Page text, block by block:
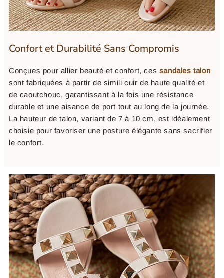
Confort et Durabilité Sans Compromis
Conçues pour allier beauté et confort, ces sandales talon
sont fabriquées à partir de simili cuir de haute qualité et
de caoutchouc, garantissant à la fois une résistance
durable et une aisance de port tout au long de la journée.
La hauteur de talon, variant de 7 à 10 cm, est idéalement
choisie pour favoriser une posture élégante sans sacrifier
le confort.